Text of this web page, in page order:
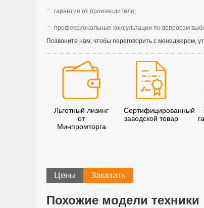
гарантия от производителя;
профессиональные консультации по вопросам
Позвоните нам, чтобы переговорить с менеджером,
Льготный лизинг
от
Минпромторга
Сертифицированный
заводской товар
Цены Заказать
Похожие модели техники